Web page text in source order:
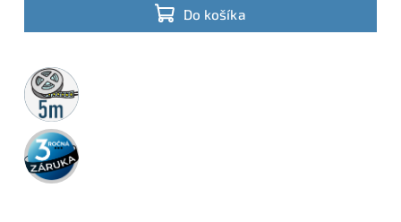
Do košíka
5m
rolka
3 roky
záruka